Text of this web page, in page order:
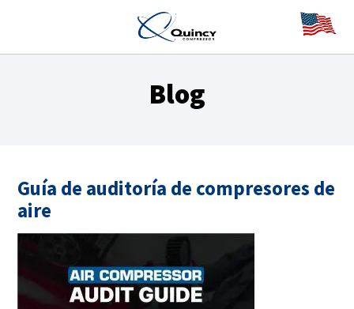
Blog
Guía de auditoría de compresores de
aire